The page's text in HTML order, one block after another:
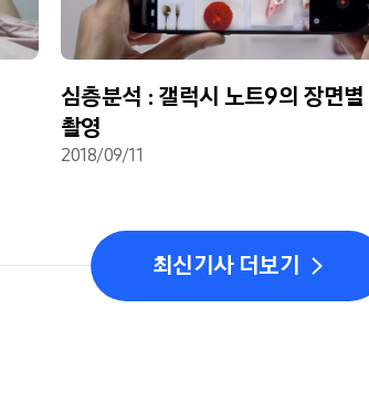
심층분석 : 갤럭시 노트9의 장면별
촬영
2018/09/11
최신기사 더보기